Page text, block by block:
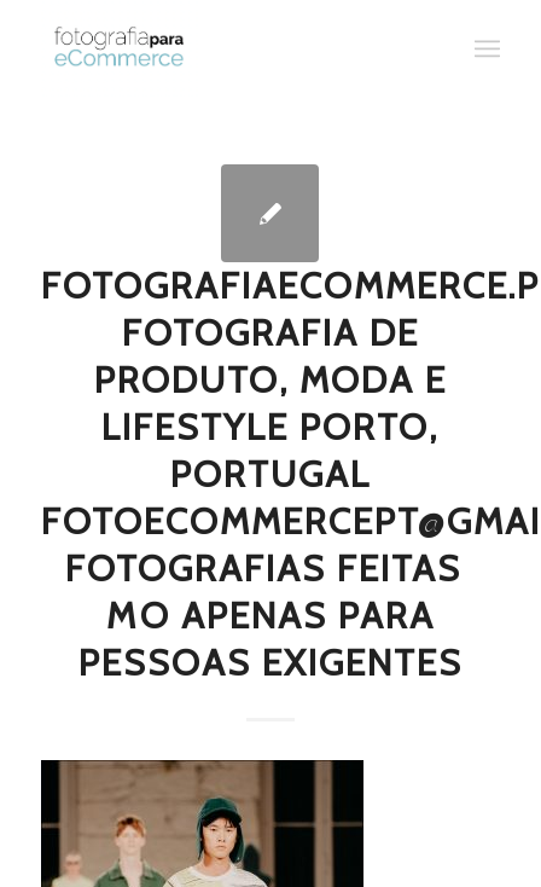
FOTOGRAFIA DE
PRODUTO, MODA E
LIFESTYLE PORTO,
PORTUGAL
FOTOGRAFIAS FEITAS 
MO APENAS PARA
PESSOAS EXIGENTES